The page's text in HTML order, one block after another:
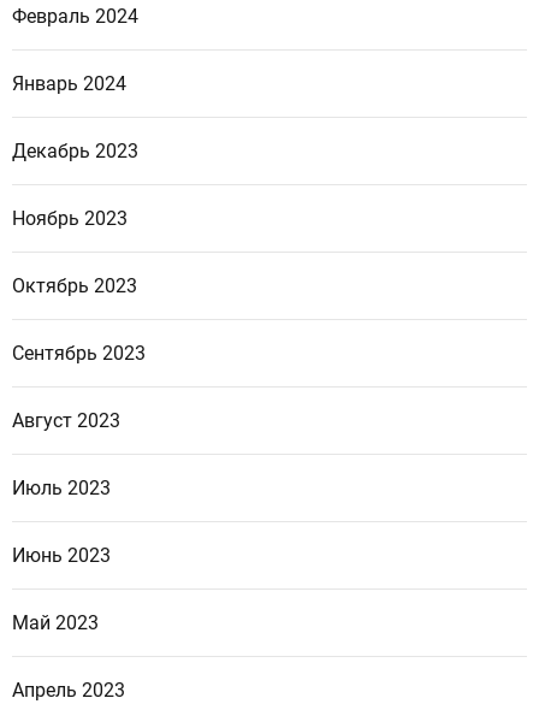
Февраль 2024
Январь 2024
Декабрь 2023
Ноябрь 2023
Октябрь 2023
Сентябрь 2023
Август 2023
Июль 2023
Июнь 2023
Май 2023
Апрель 2023